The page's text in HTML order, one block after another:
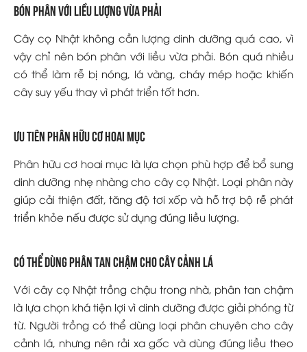
Bón phân với liều lượng vừa phải
Cây cọ Nhật không cần lượng dinh dưỡng quá cao, vì
vậy chỉ nên bón phân với liều vừa phải. Bón quá nhiều
có thể làm rễ bị nóng, lá vàng, cháy mép hoặc khiến
cây suy yếu thay vì phát triển tốt hơn.
Ưu tiên phân hữu cơ hoai mục
Phân hữu cơ hoai mục là lựa chọn phù hợp để bổ sung
dinh dưỡng nhẹ nhàng cho cây cọ Nhật. Loại phân này
giúp cải thiện đất, tăng độ tơi xốp và hỗ trợ bộ rễ phát
triển khỏe nếu được sử dụng đúng liều lượng.
Có thể dùng phân tan chậm cho cây cảnh lá
Với cây cọ Nhật trồng chậu trong nhà, phân tan chậm
là lựa chọn khá tiện lợi vì dinh dưỡng được giải phóng từ
từ. Người trồng có thể dùng loại phân chuyên cho cây
cảnh lá, nhưng nên rải xa gốc và dùng đúng liều theo